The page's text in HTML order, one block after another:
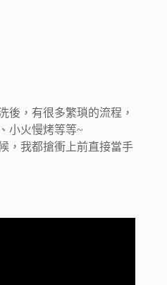
後，有很多繁瑣的流程，
小火慢烤等等~
，我都搶衝上前直接當手